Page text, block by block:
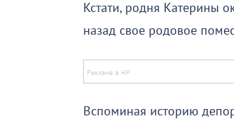
Кстати, родня Катерины
назад свое родовое
Вспоминая историю